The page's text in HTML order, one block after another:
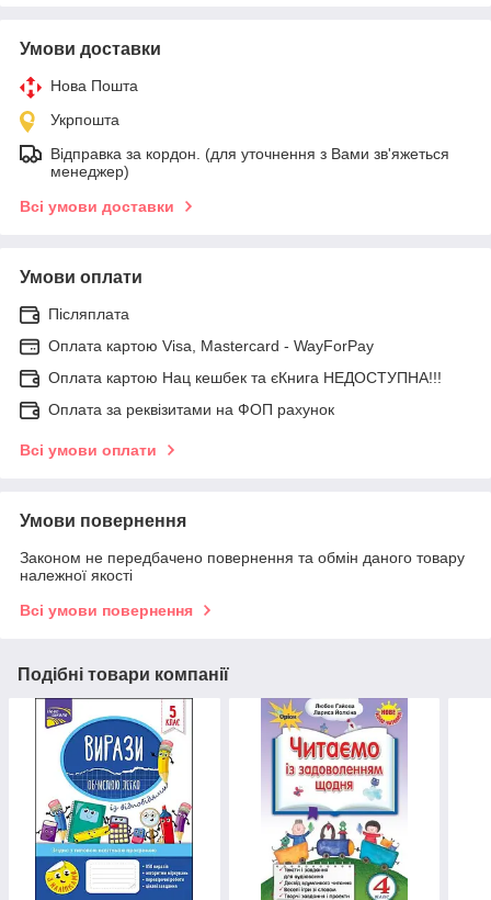
Умови доставки
Нова Пошта
Укрпошта
Відправка за кордон. (для уточнення з Вами зв'яжеться
менеджер)
Всі умови доставки
Умови оплати
Післяплата
Оплата картою Visa, Mastercard - WayForPay
Оплата картою Нац кешбек та єКнига НЕДОСТУПНА!!!
Оплата за реквізитами на ФОП рахунок
Всі умови оплати
Умови повернення
Законом не передбачено повернення та обмін даного товару
належної якості
Всі умови повернення
Подібні товари компанії